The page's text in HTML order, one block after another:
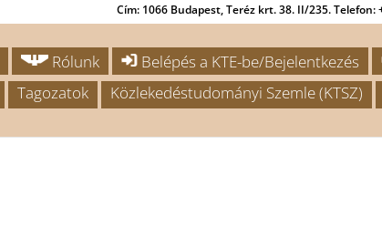
Cím: 1066 Budapest, Teréz krt. 38. II/235. Telefon:
Rólunk Belépés a KTE-be/Bejelentkezés
Tagozatok Közlekedéstudományi Szemle (KTSZ)